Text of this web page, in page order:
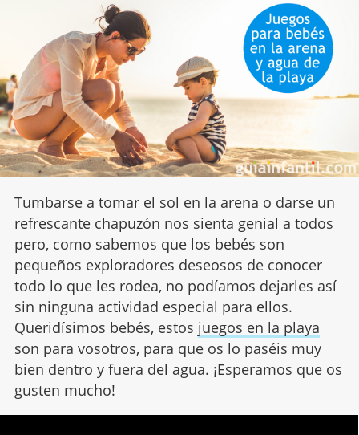
Tumbarse a tomar el sol en la arena o darse un
refrescante chapuzón nos sienta genial a todos
pero, como sabemos que los bebés son
pequeños exploradores deseosos de conocer
todo lo que les rodea, no podíamos dejarles así
sin ninguna actividad especial para ellos.
Queridísimos bebés, estos juegos en la playa
son para vosotros, para que os lo paséis muy
bien dentro y fuera del agua. ¡Esperamos que os
gusten mucho!